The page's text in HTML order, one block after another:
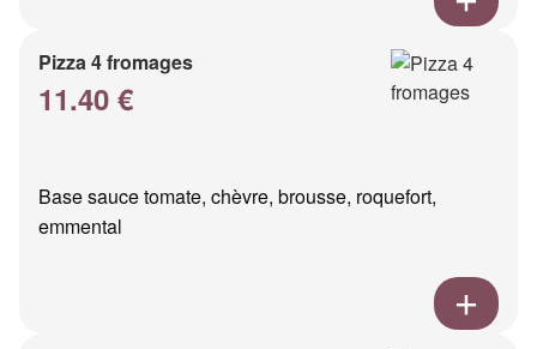
Pizza 4 fromages
11.40 €
Base sauce tomate, chèvre, brousse, roquefort,
emmental